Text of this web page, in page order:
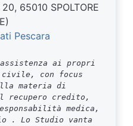
65010 SPOLTORE
Pescara
ai propri
con focus
materia di
recupero credito,
medica,
. Lo Studio vanta